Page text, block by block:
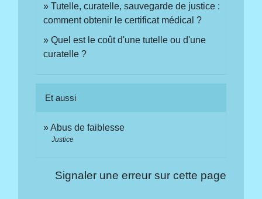
Tutelle, curatelle, sauvegarde de justice :
comment obtenir le certificat médical ?
Quel est le coût d'une tutelle ou d'une
curatelle ?
Et aussi
Abus de faiblesse
Justice
Signaler une erreur sur cette page